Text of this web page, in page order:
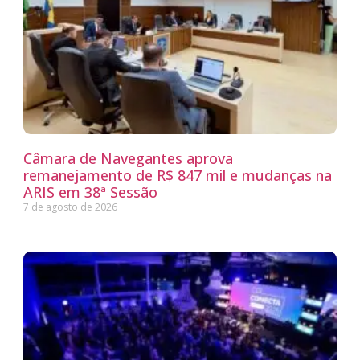
Câmara de Navegantes aprova
remanejamento de R$ 847 mil e mudanças na
ARIS em 38ª Sessão
7 de agosto de 2026